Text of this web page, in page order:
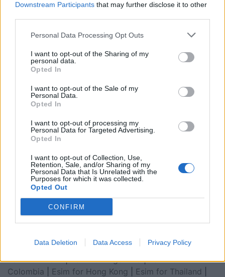
Downstream Participants that may further disclose it to other
Personal Data Processing Opt Outs
I want to opt-out of the Sharing of my
personal data.
Opted In
I want to opt-out of the Sale of my
Personal Data.
Opted In
I want to opt-out of processing my
Personal Data for Targeted Advertising.
Opted In
I want to opt-out of Collection, Use,
Retention, Sale, and/or Sharing of my
Personal Data that Is Unrelated with the
Purposes for which it was collected.
Opted Out
CONFIRM
Data Deletion Data Access Privacy Policy
Esim for Global
for Turkey|Esim for Germany|Esim for Greece |
for Asia|Esim for World Cup 2026
Emirates|Esim for Balkans|Esim for Morocco|
for China|Esim for United Kingdom |Esim for Africa
Esim for Latin America
Cooperation Council|Esim for Middle East|Esim for
South America| Esim for Canada
Esim for Japan|Esim for Albania|Esim for Kosovo|
South Africa|Esim for Algeria|Esim for Portugal
Esim for Brazil|Esim for Argentina|Esim for
Colombia
Esim for Hong Kong Esim for Thailand